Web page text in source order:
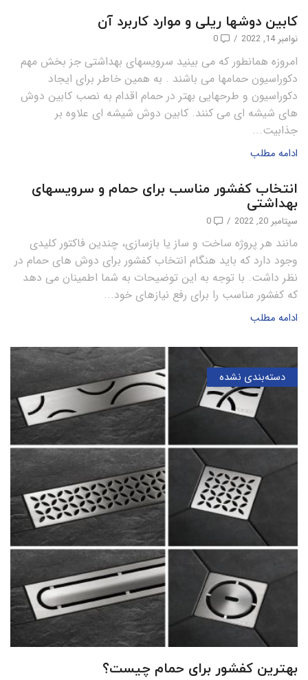
کابین دوشها ریلی و موارد کاربرد آن
نوامبر 14, 2022 /
0
امروزه همانطور که می بینید سرویسهای بهداشتی جز بخش مهم
دکوراسیون حمامها می باشند . به همین خاطر برای ایجاد
دکوراسیون و طرحهایی بهتر در حمام اقدام به نصب کابین دوش
های شیشه ای می کنند. کابین دوش شیشه ای علاوه بر
جذابیت...
ادامه مطلب
انتخاب کفشور مناسب برای حمام و سرویسهای
بهداشتی
سپتامبر 20, 2022 /
0
مانند هر پروژه ساخت و ساز یا بازسازی، چندین فاکتور کلیدی
وجود دارد که باید هنگام انتخاب کفشور برای دوش های حمام در
نظر داشت. با توجه به این توضیحات به شما اطمینان می دهد
که کفشور مناسب را برای رفع نیازهای خود...
ادامه مطلب
دسته‌بندی نشده
بهترین کفشور برای حمام چیست؟